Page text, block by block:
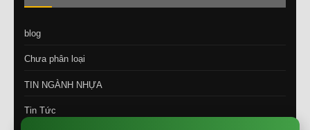
×
blog
Chưa phân loại
TIN NGÀNH NHỰA
Tin Tức